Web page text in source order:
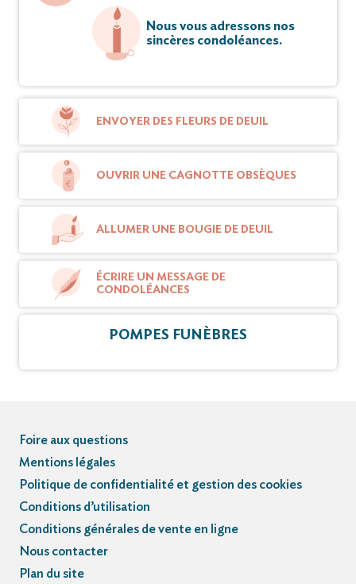
Nous vous adressons nos
sincères condoléances.
ENVOYER DES FLEURS DE DEUIL
OUVRIR UNE CAGNOTTE OBSÈQUES
ALLUMER UNE BOUGIE DE DEUIL
ÉCRIRE UN MESSAGE DE
CONDOLÉANCES
POMPES FUNÈBRES
Foire aux questions
Mentions légales
Politique de confidentialité et gestion des cookies
Conditions d’utilisation
Conditions générales de vente en ligne
Nous contacter
Plan du site